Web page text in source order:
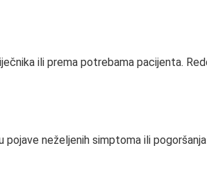
ili prema potrebama pacijenta.
pojave neželjenih simptoma ili